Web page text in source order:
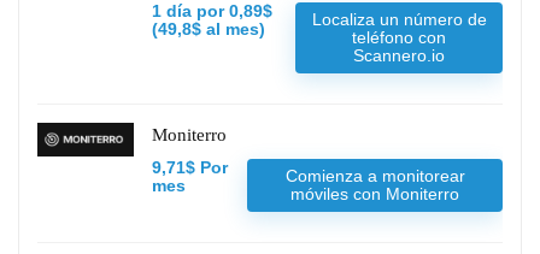
1 día por 0,89$
(49,8$ al mes)
Localiza un número de
teléfono con
Scannero.io
Moniterro
9,71$ Por
mes
Comienza a monitorear
móviles con Moniterro